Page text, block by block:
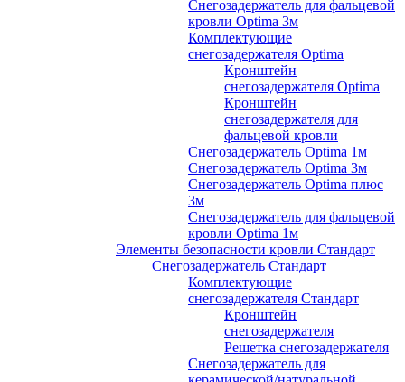
Снегозадержатель для фальцевой
кровли Optima 3м
Комплектующие
снегозадержателя Optima
Кронштейн
снегозадержателя Optima
Кронштейн
снегозадержателя для
фальцевой кровли
Снегозадержатель Optima 1м
Снегозадержатель Optima 3м
Снегозадержатель Optima плюс
3м
Снегозадержатель для фальцевой
кровли Optima 1м
Элементы безопасности кровли Стандарт
Снегозадержатель Стандарт
Комплектующие
снегозадержателя Стандарт
Кронштейн
снегозадержателя
Решетка снегозадержателя
Снегозадержатель для